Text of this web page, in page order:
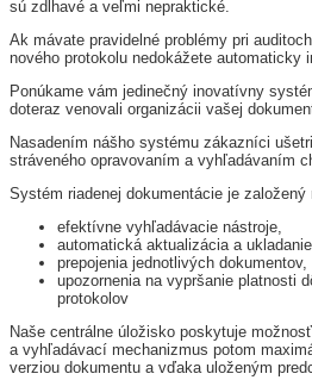
sú zdĺhavé a veľmi nepraktické.
Ak mávate pravidelné problémy pri
nového protokolu nedokážete
Ponúkame vám jedinečný inovatívny
doteraz venovali organizácii vašej
Nasadením nášho systému zákazníci
stráveného opravovaním a vyhľadávaním
Systém riadenej dokumentácie je
efektívne vyhľadávacie nástroje,
automatická aktualizácia a
prepojenia jednotlivých dokumentov,
upozornenia na vypršanie platnosti
protokolov
Naše centrálne úložisko poskytuje
a vyhľadávací mechanizmus potom
verziou dokumentu a vďaka uloženým